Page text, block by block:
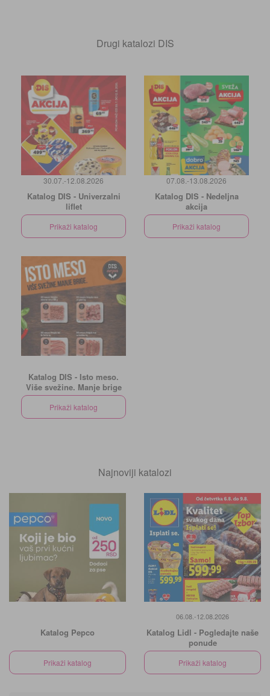
Drugi katalozi DIS
30.07.-12.08.2026
Katalog DIS - Univerzalni
liflet
Prikaži katalog
07.08.-13.08.2026
Katalog DIS - Nedeljna
akcija
Prikaži katalog
Katalog DIS - Isto meso.
Više svežine. Manje brige
Prikaži katalog
Najnoviji katalozi
Katalog Pepco
Prikaži katalog
06.08.-12.08.2026
Katalog Lidl - Pogledajte naše
ponude
Prikaži katalog